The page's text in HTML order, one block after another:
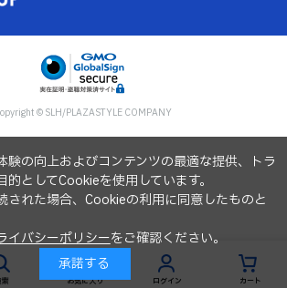
お気に入り ログイン カート
© SLH/PLAZASTYLE COMPANY
験の向上およびコンテンツの最適な提供、トラ
としてCookieを使用しています。
された場合、Cookieの利用に同意したものと
イバシーポリシーをご確認ください。
承諾する